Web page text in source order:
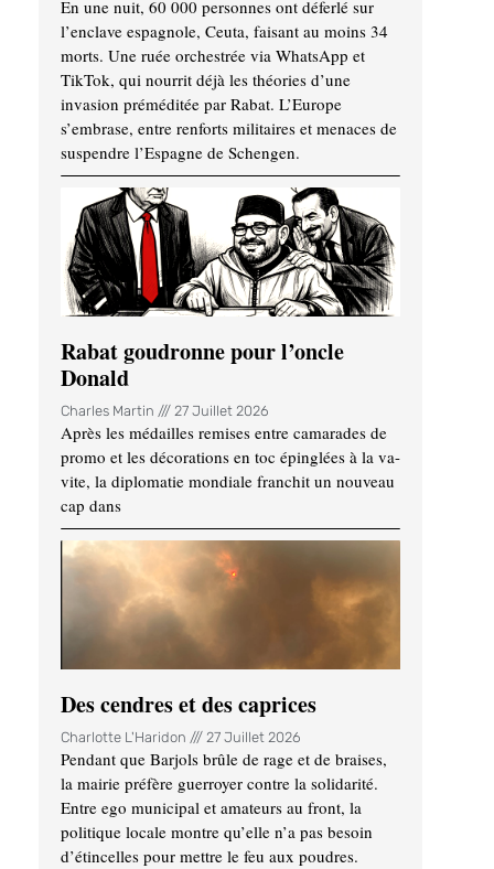
En une nuit, 60 000 personnes ont déferlé sur
l’enclave espagnole, Ceuta, faisant au moins 34
morts. Une ruée orchestrée via WhatsApp et
TikTok, qui nourrit déjà les théories d’une
invasion préméditée par Rabat. L’Europe
s’embrase, entre renforts militaires et menaces de
suspendre l’Espagne de Schengen.
Rabat goudronne pour l’oncle
Donald
Charles Martin 27 Juillet 2026
Après les médailles remises entre camarades de
promo et les décorations en toc épinglées à la va-
vite, la diplomatie mondiale franchit un nouveau
cap dans
Des cendres et des caprices
Charlotte L'Haridon 27 Juillet 2026
Pendant que Barjols brûle de rage et de braises,
la mairie préfère guerroyer contre la solidarité.
Entre ego municipal et amateurs au front, la
politique locale montre qu’elle n’a pas besoin
d’étincelles pour mettre le feu aux poudres.